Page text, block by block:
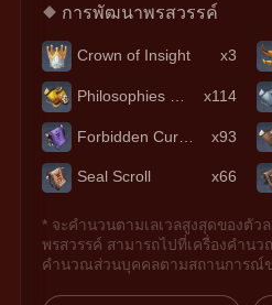
การพัฒนาพรสวรรค์
Crown of Insight x3
x114
Forbidden Curse Scroll x93
Seal Scroll x66
* จะคำนวนตามเลเวลสูงสุดของตัว
พรสวรรค์ สามารถไปที่เครื่องคำน
คำนวณส่วนบุคคลตามสถานการณ์